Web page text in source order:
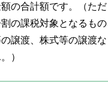
の合計額です。（た
の課税対象となるも
譲渡、株式等の譲渡
）